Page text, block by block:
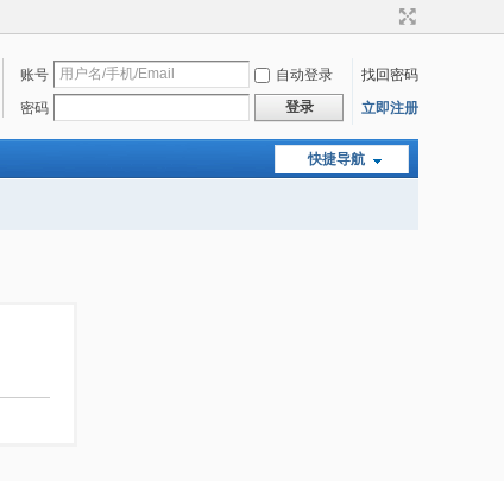
账号 自动登录
找回密码
密码
登录 立即注册
快捷导航